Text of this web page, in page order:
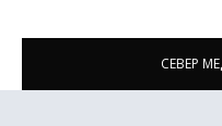
СЕВЕР